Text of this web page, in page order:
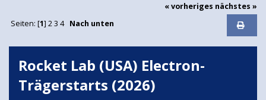
« vorheriges nächstes »
Seiten: [1] 2 3 4 Nach unten
Rocket Lab (USA) Electron-
Trägerstarts (2026)